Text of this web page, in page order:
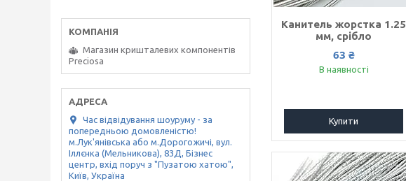
Канитель жорстка 1.25
мм, срібло
63 ₴
В наявності
Купити
Магазин кришталевих компонентів
Preciosa
Час відвідування шоуруму - за
попередньою домовленістю!
м.Лук'янівська або м.Дорогожичі, вул.
Іллєнка (Мельникова), 83Д, Бізнес
центр, вхід поруч з "Пузатою хатою",
Київ, Україна